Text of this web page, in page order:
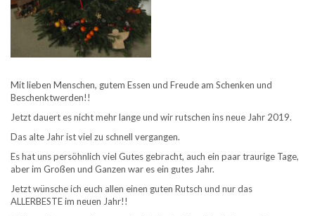
Mit lieben Menschen, gutem Essen und Freude am Schenken und
Beschenktwerden!!
Jetzt dauert es nicht mehr lange und wir rutschen ins neue Jahr 2019.
Das alte Jahr ist viel zu schnell vergangen.
Es hat uns persöhnlich viel Gutes gebracht, auch ein paar traurige Tage,
aber im Großen und Ganzen war es ein gutes Jahr.
Jetzt wünsche ich euch allen einen guten Rutsch und nur das
ALLERBESTE im neuen Jahr!!